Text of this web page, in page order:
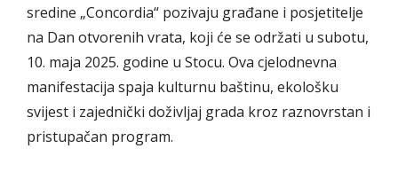
sredine „Concordia“ pozivaju građane i posjetitelje
na Dan otvorenih vrata, koji će se održati u subotu,
10. maja 2025. godine u Stocu. Ova cjelodnevna
manifestacija spaja kulturnu baštinu, ekološku
svijest i zajednički doživljaj grada kroz raznovrstan i
pristupačan program.